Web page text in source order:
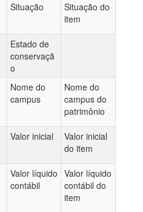
Situação
Situação do
item
Estado de
conservaçã
o
Nome do
campus
Nome do
campus do
patrimônio
Valor inicial
Valor inicial
do item
Valor líquido
contábil
Valor líquido
contábil do
item